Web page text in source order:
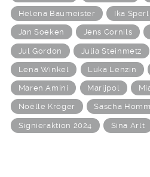
Helena Baumeister Ika
Jan Soeken Jens Cornils
Jul Gordon Julia Steinmetz
Lena Winkel Luka Lenzin
Maren Amini Marijpol
Noëlle Kröger Sascha
Signieraktion 2024 Sina Arlt